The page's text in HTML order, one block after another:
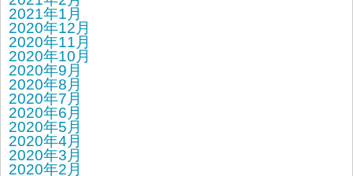
2021年1月
2020年12月
2020年11月
2020年10月
2020年9月
2020年8月
2020年7月
2020年6月
2020年5月
2020年4月
2020年3月
2020年2月